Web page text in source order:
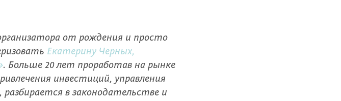
от рождения и просто
Екатерину Черных,
. Больше 20 лет проработав на рынке
инвестиций, управления
в законодательстве и